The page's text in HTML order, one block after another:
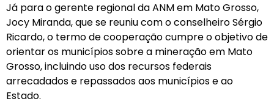
Já para o gerente regional da ANM em Mato Grosso,
Jocy Miranda, que se reuniu com o conselheiro Sérgio
Ricardo, o termo de cooperação cumpre o objetivo de
orientar os municípios sobre a mineração em Mato
Grosso, incluindo uso dos recursos federais
arrecadados e repassados aos municípios e ao
Estado.